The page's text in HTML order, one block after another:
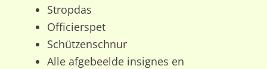
Stropdas
Officierspet
Schützenschnur
Alle afgebeelde insignes en